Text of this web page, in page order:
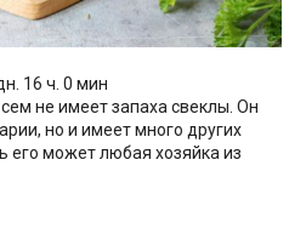
16 ч. 0 мин
не имеет запаха свеклы. Он
но и имеет много других
его может любая хозяйка из